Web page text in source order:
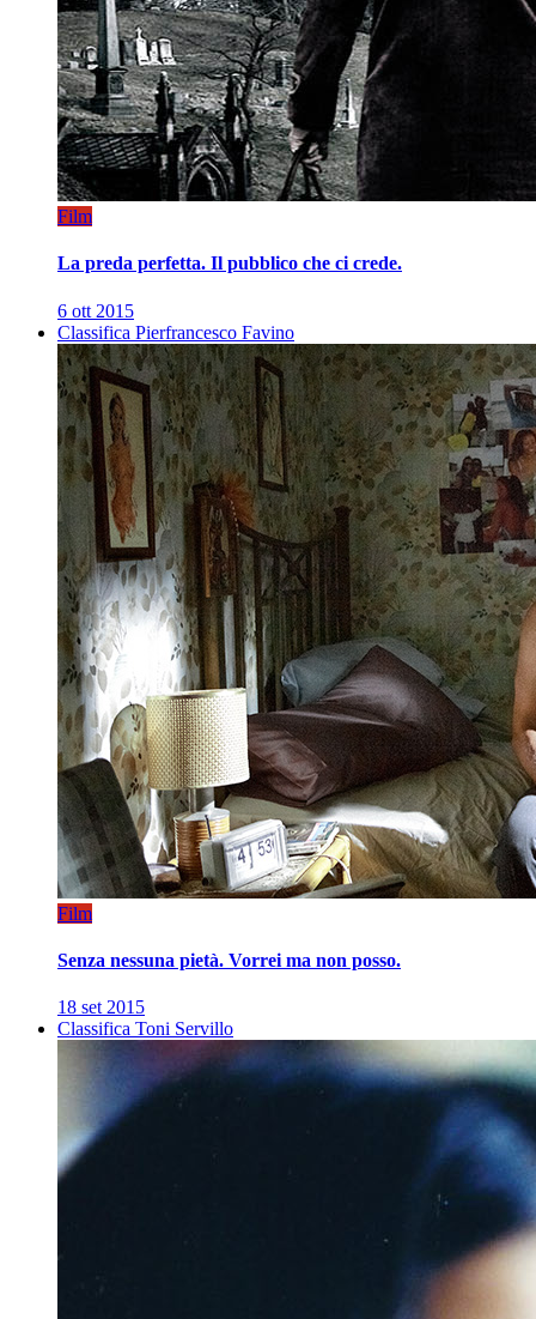
Film
La preda perfetta. Il pubblico che ci crede.
6 ott 2015
Classifica Pierfrancesco Favino
Film
Senza nessuna pietà. Vorrei ma non posso.
18 set 2015
Classifica Toni Servillo